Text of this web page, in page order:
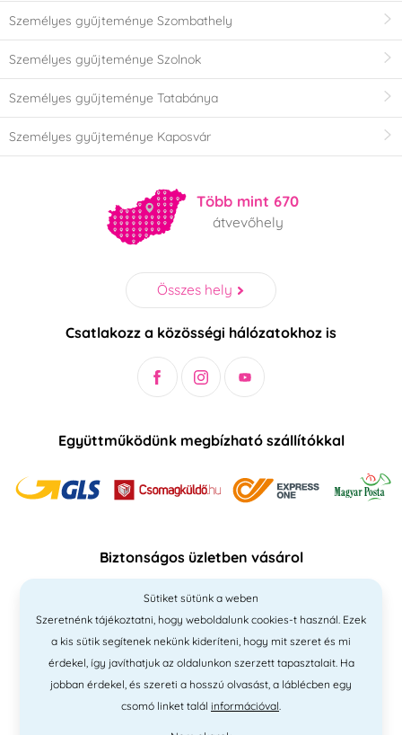
Személyes gyűjteménye Szombathely
Személyes gyűjteménye Szolnok
Személyes gyűjteménye Tatabánya
Személyes gyűjteménye Kaposvár
Több mint 670
átvevőhely
Összes hely
Csatlakozz a közösségi hálózatokhoz is
Együttműködünk megbízható szállítókkal
Biztonságos üzletben vásárol
Sütiket sütünk a weben
Szeretnénk tájékoztatni, hogy weboldalunk cookies-t használ. Ezek
a kis sütik segítenek nekünk kideríteni, hogy mit szeret és mi
érdekel, így javíthatjuk az oldalunkon szerzett tapasztalait. Ha
jobban érdekel, és szereti a hosszú olvasást, a láblécben egy
csomó linket talál információval.